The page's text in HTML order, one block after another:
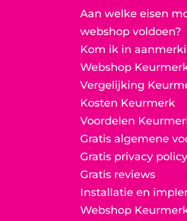
Aan welke eisen
webshop voldoen?
Kom ik in
Webshop
Vergelijking
Kosten Keurmerk
Voordelen
Gratis algemene
Gratis privacy
Gratis reviews
Installatie en
Webshop